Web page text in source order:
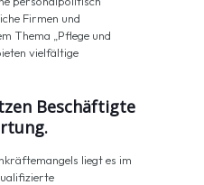
Firmen und
Thema „Pflege und
vielfältige
Beschäftigte
liegt es im